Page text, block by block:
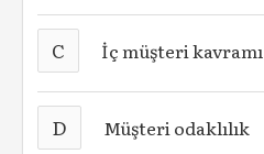
C İç müşteri kavramı
D Müşteri odaklılık